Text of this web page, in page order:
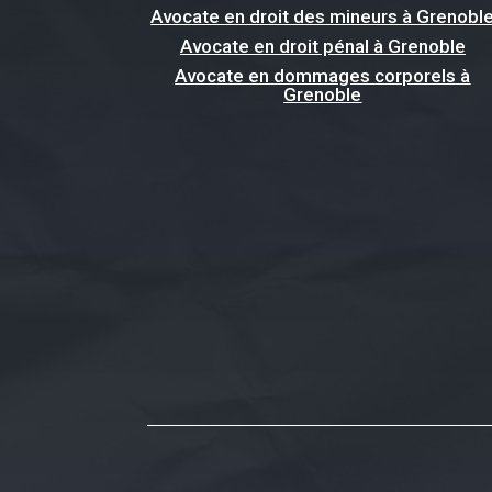
Avocate en droit des mineurs à
Avocate en droit pénal à Grenoble
Avocate en dommages corporels à
Grenoble